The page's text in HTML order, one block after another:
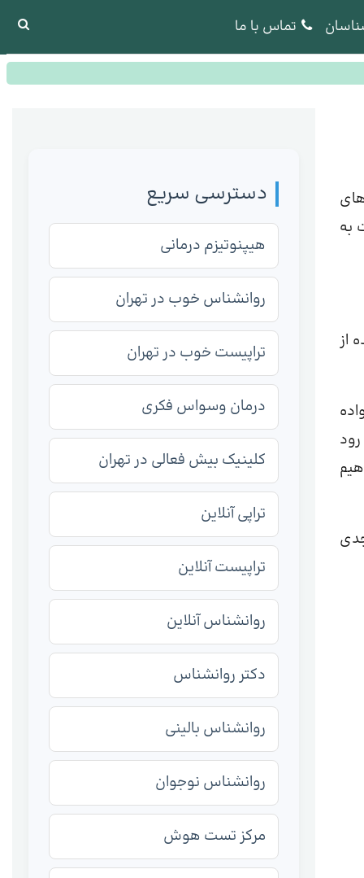
تماس با ما
به
از
دسترسی سریع
هیپنوتیزم درمانی
روانشناس خوب در تهران
تراپیست خوب در تهران
درمان وسواس فکری
کلینیک بیش فعالی در تهران
تراپی آنلاین
تراپیست آنلاین
روانشناس آنلاین
دکتر روانشناس
روانشناس بالینی
روانشناس نوجوان
مرکز تست هوش